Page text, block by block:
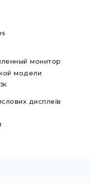
монитор
модели
дисплеїв